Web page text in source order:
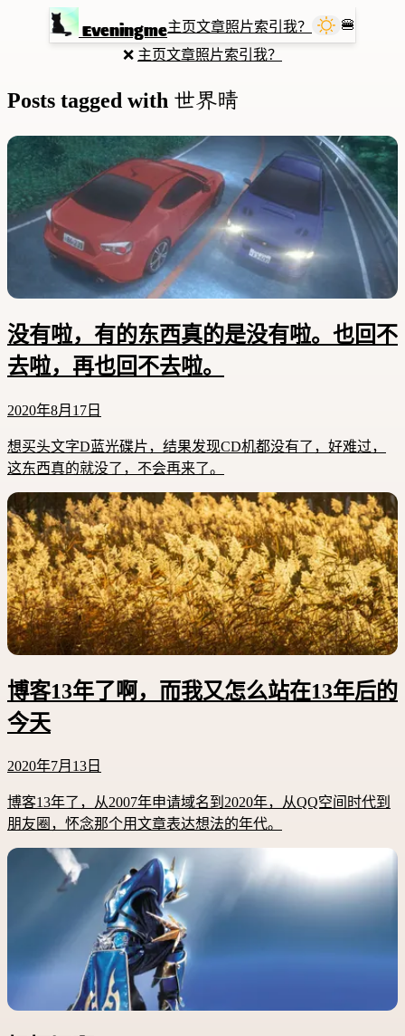
Eveningme主页文章照片索引 我？
🍔
❌ 主页文章照片索引 我？
Posts tagged with 世界晴
没有啦，有的东西真的是没有啦。也回不
去啦，再也回不去啦。
2020年8月17日
想买头文字D蓝光碟片，结果发现CD机都没有了，好难过，
这东西真的就没了，不会再来了。
博客13年了啊，而我又怎么站在13年后的
今天
2020年7月13日
博客13年了，从2007年申请域名到2020年，从QQ空间时代到
朋友圈，怀念那个用文章表达想法的年代。